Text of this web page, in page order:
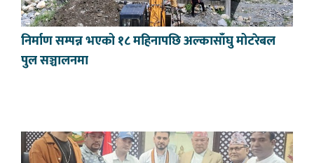
निर्माण सम्पन्न भएको १८ महिनापछि अल्कासाँघु मोटरेबल
पुल सञ्चालनमा